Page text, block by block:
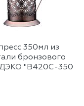
350мл из
бронзового
"B420С-350